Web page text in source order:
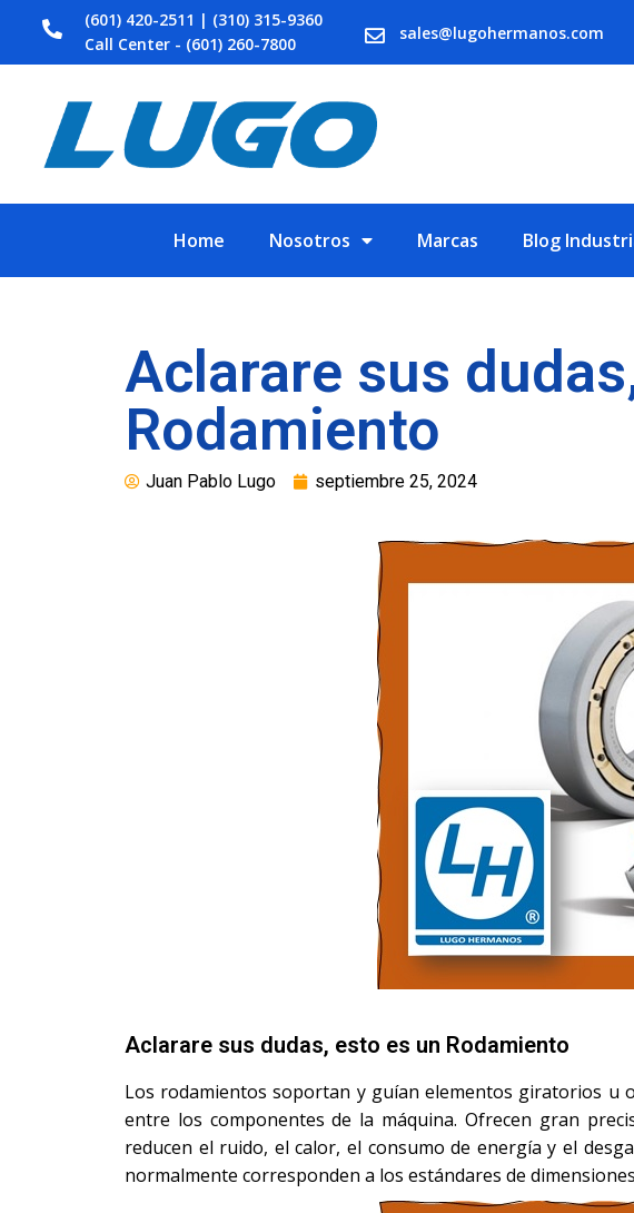
(601) 420-2511 | (310) 315-9360
Call Center - (601) 260-7800
sales@lugohermanos.com
Home Nosotros Marcas Blog
Aclarare sus
Rodamiento
Juan Pablo Lugo septiembre 25, 2024
Aclarare sus dudas, esto es un Rodamiento
Los rodamientos soportan y guían elementos giratorios u
entre los componentes de la máquina. Ofrecen gran
reducen el ruido, el calor, el consumo de energía y el
normalmente corresponden a los estándares de